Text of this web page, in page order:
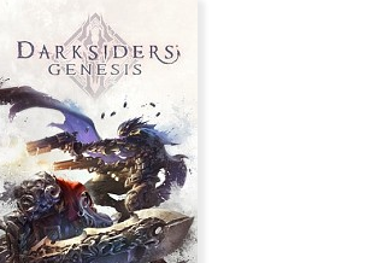
Dale Rescue Rangers:
Remastered